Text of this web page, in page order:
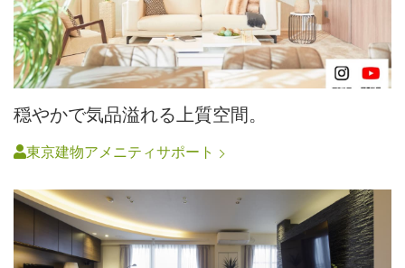
穏やかで気品溢れる上質空間。
東京建物アメニティサポート